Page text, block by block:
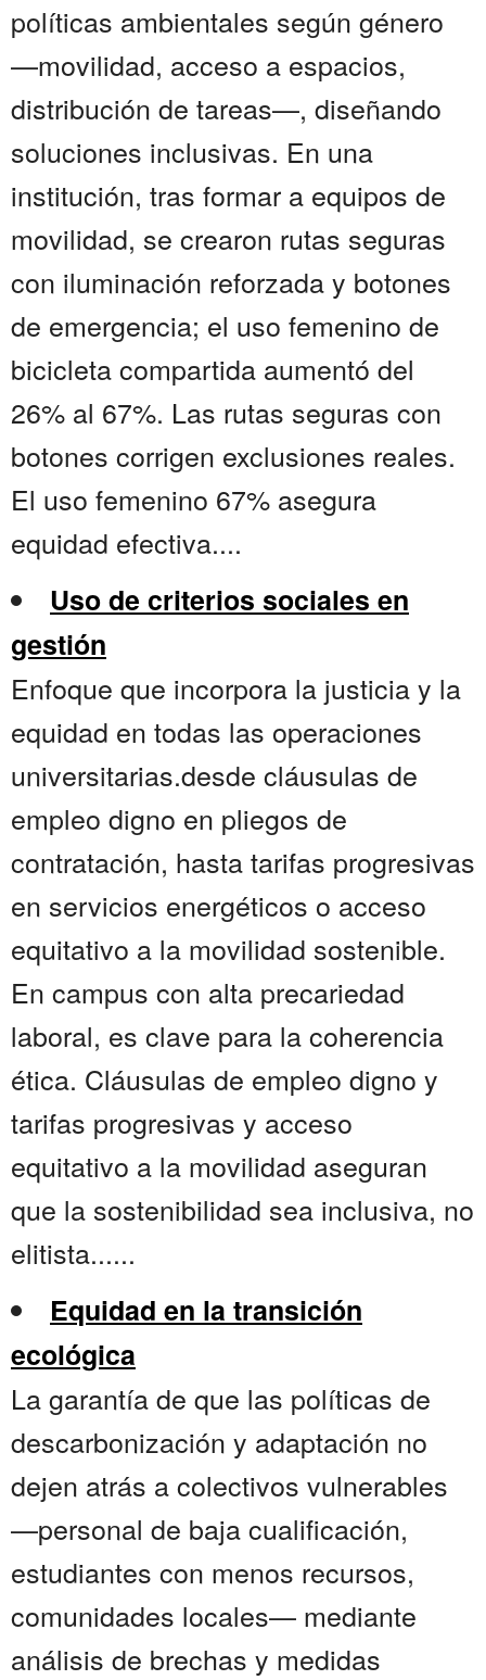
políticas ambientales según género
—movilidad, acceso a espacios,
distribución de tareas—, diseñando
soluciones inclusivas. En una
institución, tras formar a equipos de
movilidad, se crearon rutas seguras
con iluminación reforzada y botones
de emergencia; el uso femenino de
bicicleta compartida aumentó del
26% al 67%. Las rutas seguras con
botones corrigen exclusiones reales.
El uso femenino 67% asegura
equidad efectiva....
Uso de criterios sociales en
gestión
Enfoque que incorpora la justicia y la
equidad en todas las operaciones
universitarias.desde cláusulas de
empleo digno en pliegos de
contratación, hasta tarifas progresivas
en servicios energéticos o acceso
equitativo a la movilidad sostenible.
En campus con alta precariedad
laboral, es clave para la coherencia
ética. Cláusulas de empleo digno y
tarifas progresivas y acceso
equitativo a la movilidad aseguran
que la sostenibilidad sea inclusiva, no
elitista......
Equidad en la transición
ecológica
La garantía de que las políticas de
descarbonización y adaptación no
dejen atrás a colectivos vulnerables
—personal de baja cualificación,
estudiantes con menos recursos,
comunidades locales— mediante
análisis de brechas y medidas